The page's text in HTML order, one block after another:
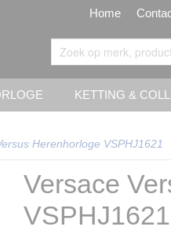
Home
KETTING &
Herenhorloge VSPHJ1621
Versace
VSPHJ1621